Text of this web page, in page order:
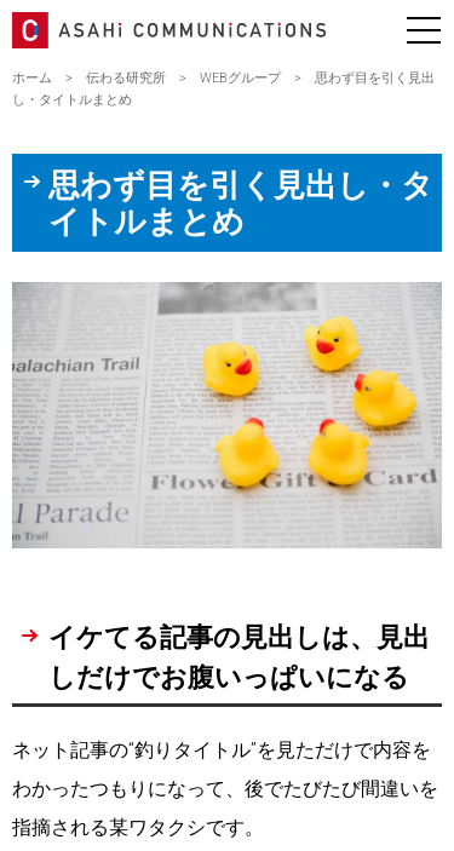
ホーム > 伝わる研究所 > WEBグループ> 思わず目を引く見出
し・タイトルまとめ
思わず目を引く見出し・タ
イトルまとめ
イケてる記事の見出しは、見出
しだけでお腹いっぱいになる
ネット記事の“釣りタイトル”を見ただけで内容を
わかったつもりになって、後でたびたび間違いを
指摘される某ワタクシです。